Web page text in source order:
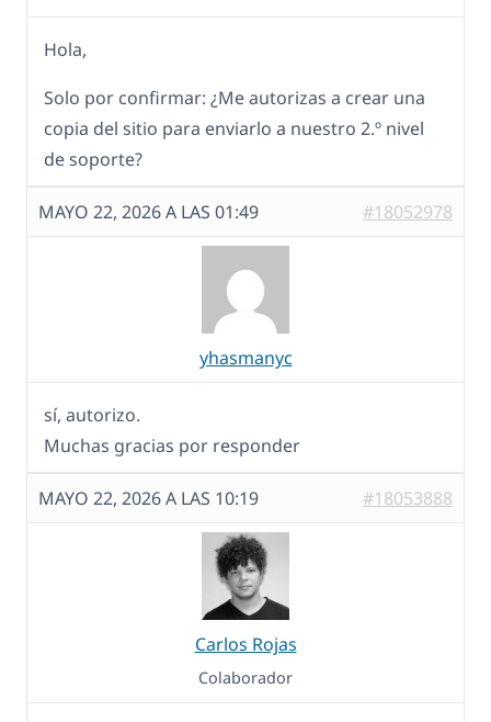
Hola,
Solo por confirmar: ¿Me autorizas a crear una
copia del sitio para enviarlo a nuestro 2.º nivel
de soporte?
MAYO 22, 2026 A LAS 01:49 #18052978
yhasmanyc
sí, autorizo.
Muchas gracias por responder
MAYO 22, 2026 A LAS 10:19 #18053888
Carlos Rojas
Colaborador